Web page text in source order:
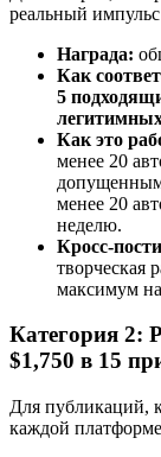
реальный
Награда:
Как
5
Как это
менее 20
менее 20
неделю.
Кросс-
творческая
максимум
Категория 2:
$1,750 в 15
Для публикаций,
каждой